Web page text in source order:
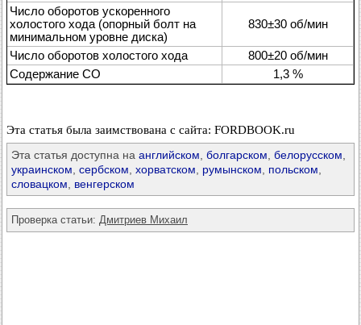
Число оборотов ускоренного
холостого хода (опорный болт на
минимальном уровне диска)
830±30 об/мин
Число оборотов холостого хода
800±20 об/мин
Содержание CO
1,3 %
Эта статья была заимствована с сайта: FORDBOOK.ru
Эта статья доступна на английском болгарском белорусском
украинском сербском хорватском румынском польском
словацком
венгерском
Проверка статьи: Дмитриев Михаил